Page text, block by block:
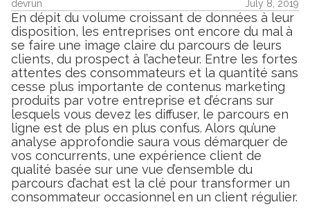
devrun July 8, 2019
En dépit du volume croissant de données à leur
disposition, les entreprises ont encore du mal à
se faire une image claire du parcours de leurs
clients, du prospect à l’acheteur. Entre les fortes
attentes des consommateurs et la quantité sans
cesse plus importante de contenus marketing
produits par votre entreprise et d’écrans sur
lesquels vous devez les diffuser, le parcours en
ligne est de plus en plus confus. Alors qu’une
analyse approfondie saura vous démarquer de
vos concurrents, une expérience client de
qualité basée sur une vue d’ensemble du
parcours d’achat est la clé pour transformer un
consommateur occasionnel en un client régulier.